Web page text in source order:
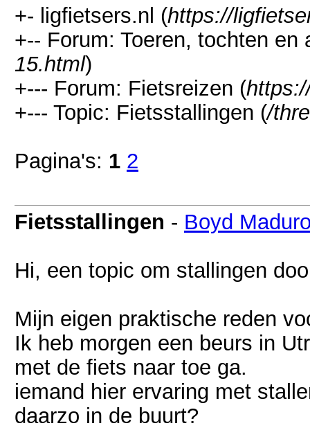
+- ligfietsers.nl (https://
+-- Forum: Toeren, tochten en
15.html)
+--- Forum: Fietsreizen (
+--- Topic: Fietsstallingen (/
Pagina's: 1 2
Fietsstallingen - Boyd
Hi, een topic om stallingen
Mijn eigen praktische reden
Ik heb morgen een beurs in
met de fiets naar toe ga.
iemand hier ervaring met
daarzo in de buurt?